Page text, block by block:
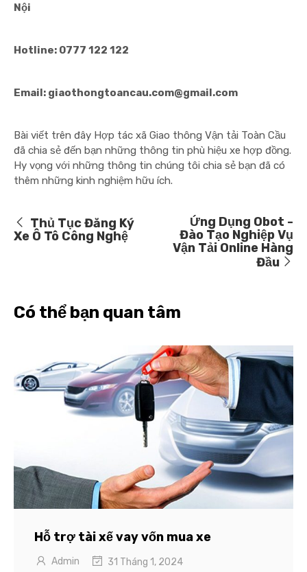
Nội
Hotline: 0777 122 122
Email: giaothongtoancau.com@gmail.com
Bài viết trên đây Hợp tác xã Giao thông Vận tải Toàn Cầu
đã chia sẻ đến bạn những thông tin phù hiệu xe hợp đồng.
Hy vọng với những thông tin chúng tôi chia sẻ bạn đã có
thêm những kinh nghiệm hữu ích.
Thủ Tục Đăng Ký
Xe Ô Tô Công Nghệ
Ứng Dụng Obot -
Đào Tạo Nghiệp Vụ
Vận Tải Online Hàng
Đầu
Có thể bạn quan tâm
Hỗ trợ tài xế vay vốn mua xe
Admin 31 Tháng 1, 2024